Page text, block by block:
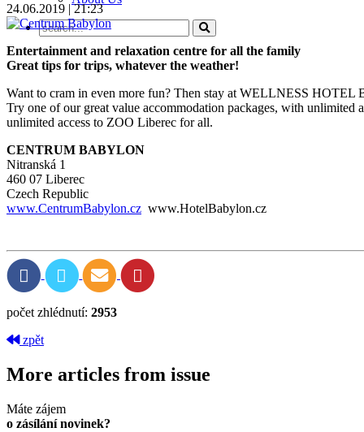
24.06.2019 | 21:23
Entertainment and relaxation centre for all the family
Great tips for trips, whatever the weather!
Want to cram in even more fun? Then stay at WELLNESS
Try one of our great value accommodation packages, with
unlimited access to ZOO Liberec for all.
CENTRUM BABYLON
Nitranská 1
460 07 Liberec
Czech Republic
www.CentrumBabylon.cz www.HotelBabylon.cz
počet zhlédnutí: 2953
zpět
More articles from issue
Máte zájem
o zásílání novinek?